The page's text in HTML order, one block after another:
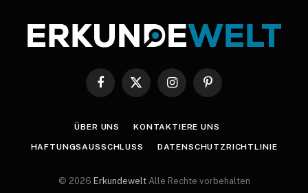
Facebook
X
InstagramPinterest
ÜBER UNS KONTAKTIERE UNS
HAFTUNGSAUSSCHLUSS DATENSCHUTZRICHTLINIE
© 2026 Erkundewelt Alle Rechte vorbehalten